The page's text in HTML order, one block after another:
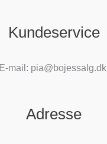
Kundeservice
E-mail: pia@bojessalg.dk
Adresse